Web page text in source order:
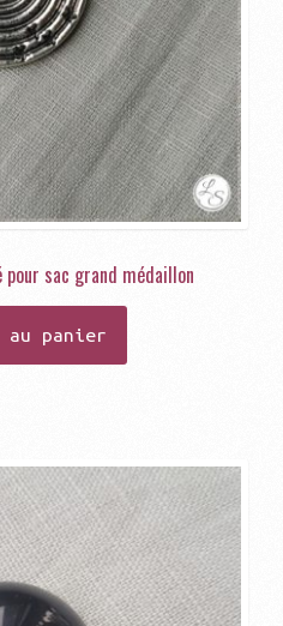
sac grand médaillon
au panier